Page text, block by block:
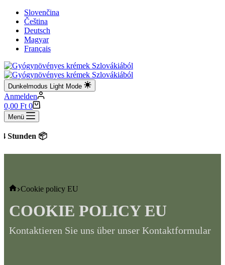
Slovenčina
Čeština
Deutsch
Magyar
Français
Dunkelmodus Light Mode
Anmelden
Warenkorb
0,00 Ft 0
Menü
📦
Startseite
Cookie policy EU
COOKIE POLICY EU
Kontaktieren Sie uns über unser Kontaktformular